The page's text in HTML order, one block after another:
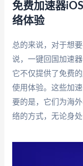
免费加速器
络体验
总的来说，对于想
说，一键回国加速
它不仅提供了免费
使用体验。这些加
要的是，它们为海
络的方式，无论身